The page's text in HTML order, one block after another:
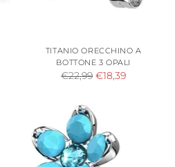
TITANIO ORECCHINO A
BOTTONE 3 OPALI
Prezzo
listino
€22,99 €18,39